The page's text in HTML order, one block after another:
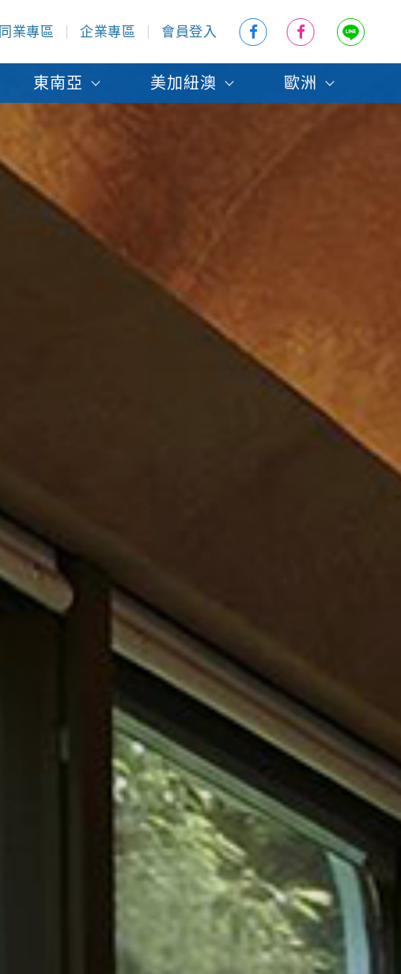
同業專區 企業專區 會員登入
東南亞 美加紐澳 歐洲